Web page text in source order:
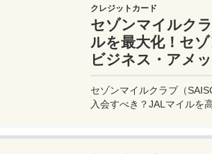
クレジットカード
セゾンマイルク
ルを最大化！セ
ビジネス・アメ
セゾンマイルクラブ（
入会すべき？JALマイルを